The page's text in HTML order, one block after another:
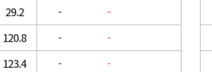
29.2 -
-
120.8 -
-
123.4 -
-